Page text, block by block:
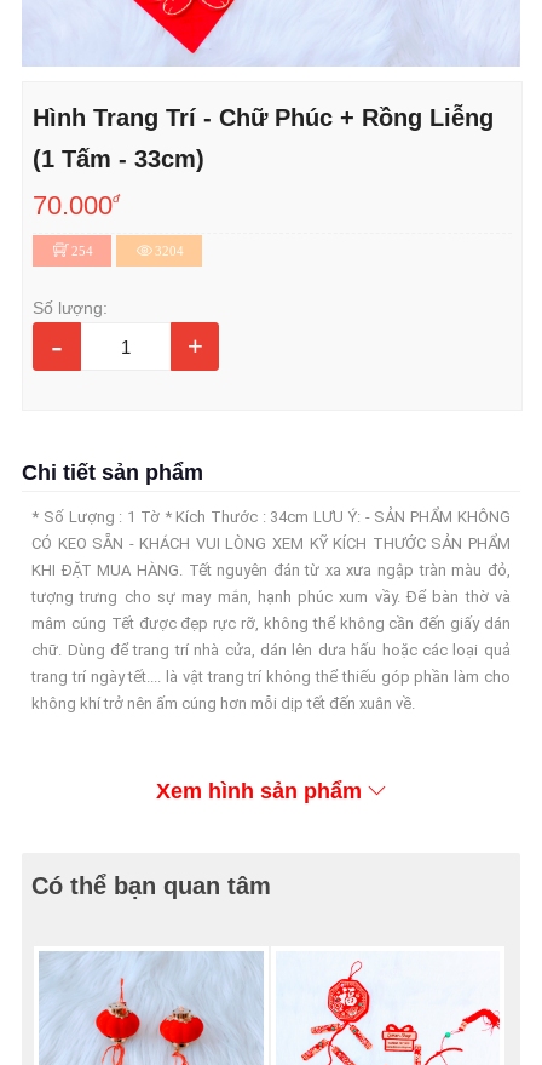
Hình Trang Trí - Chữ Phúc + Rồng Liễng
(1 Tấm - 33cm)
70.000đ
254 3204
Số lượng:
- +
Chi tiết sản phẩm
* Số Lượng : 1 Tờ * Kích Thước : 34cm LƯU Ý: - SẢN PHẨM KHÔNG
CÓ KEO SẴN - KHÁCH VUI LÒNG XEM KỸ KÍCH THƯỚC SẢN PHẨM
KHI ĐẶT MUA HÀNG. Tết nguyên đán từ xa xưa ngập tràn màu đỏ,
tượng trưng cho sự may mắn, hạnh phúc xum vầy. Để bàn thờ và
mâm cúng Tết được đẹp rực rỡ, không thể không cần đến giấy dán
chữ. Dùng để trang trí nhà cửa, dán lên dưa hấu hoặc các loại quả
trang trí ngày tết.... là vật trang trí không thể thiếu góp phần làm cho
không khí trở nên ấm cúng hơn mỗi dịp tết đến xuân về.
Xem hình sản phẩm
Có thể bạn quan tâm